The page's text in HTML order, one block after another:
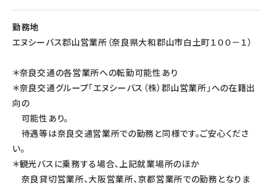
★女性大歓迎★
当社では男女問わず積極採用中！
40名以上の女性運転者が活躍中☆
★育児・介護等で短時間勤務を希望される方★
時給制正社員「デイタイム社員」制度（女性限定）あり！
詳しくはお問合せください♪
勤務地
エヌシーバス郡山営業所（奈良県大和郡山市白土町１００－１）
＊奈良交通の各営業所への転勤可能性あり
＊奈良交通グループ「エヌシーバス（株）郡山営業所」への在籍出
向の
可能性あり。
待遇等は奈良交通営業所での勤務と同様です。ご安心くださ
い。
＊観光バスに乗務する場合、上記就業場所のほか
奈良貸切営業所、大阪営業所、京都営業所での勤務となりま